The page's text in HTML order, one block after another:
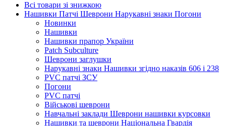
Всі товари зі знижкою
Нашивки Патчі Шеврони Нарукавні знаки Погони
Новинки
Нашивки
Нашивки прапор України
Рatch Subculture
Шеврони заглушки
Нарукавні знаки Нашивки згідно наказів 606 і 238
PVC патчі ЗСУ
Погони
PVC патчі
Військові шеврони
Навчальні заклади Шеврони нашивки курсовки
Нашивки та шеврони Національна Гвардія